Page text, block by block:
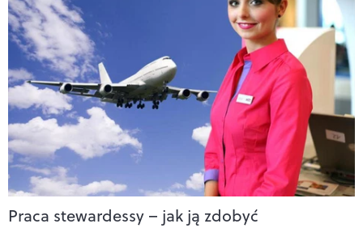
Praca stewardessy – jak ją zdobyć